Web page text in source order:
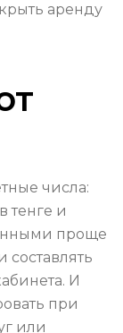
аренду
числа:
тенге и
проще
составлять
И
при
или